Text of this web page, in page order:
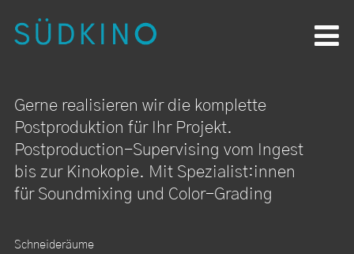
Gerne realisieren wir die komplette
Postproduktion für Ihr Projekt.
Postproduction-Supervising vom Ingest
bis zur Kinokopie. Mit Spezialist:innen
für Soundmixing und Color-Grading
Schneideräume